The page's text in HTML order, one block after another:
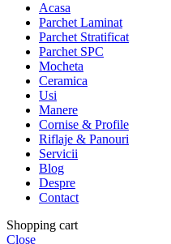
Acasa
Parchet Laminat
Parchet Stratificat
Parchet SPC
Mocheta
Ceramica
Usi
Manere
Cornise & Profile
Riflaje & Panouri
Servicii
Blog
Despre
Contact
Shopping cart
Close